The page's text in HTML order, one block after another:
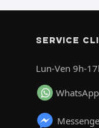
SERVICE
Lun-Ven 9h-
WhatsApp